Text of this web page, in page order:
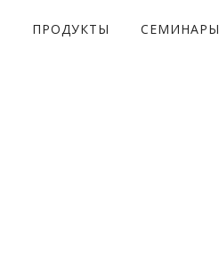
ПРОДУКТЫ СЕМИНАРЫ